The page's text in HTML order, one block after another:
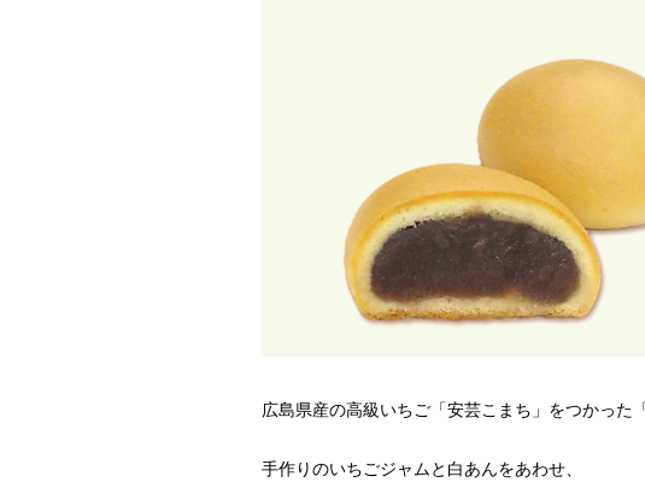
広島県産の高級いちご「安芸こまち」をつかった「
手作りのいちごジャムと白あんをあわせ、